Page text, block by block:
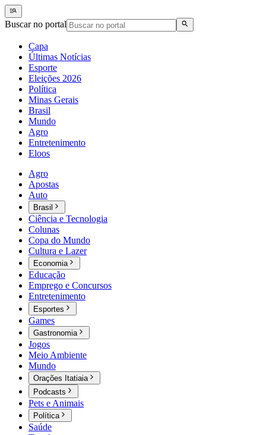
Buscar no portal
Capa
Últimas Notícias
Esporte
Eleições 2026
Política
Minas Gerais
Brasil
Mundo
Agro
Entretenimento
Eloos
Agro
Apostas
Auto
Brasil
Ciência e Tecnologia
Colunas
Copa do Mundo
Cultura e Lazer
Economia
Educação
Emprego e Concursos
Entretenimento
Esportes
Games
Gastronomia
Jogos
Meio Ambiente
Mundo
Orações Itatiaia
Podcasts
Pets e Animais
Política
Saúde